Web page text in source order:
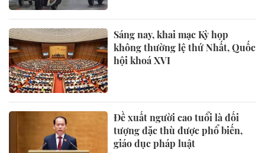
Sáng nay, khai mạc Kỳ họp
không thường lệ thứ Nhất, Quốc
hội khoá XVI
Đề xuất người cao tuổi là đối
tượng đặc thù được phổ biến,
giáo dục pháp luật